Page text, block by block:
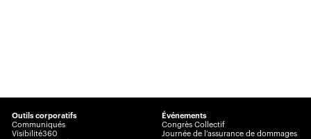
Outils corporatifs
Communiqués
Visibilité360
Événements
Congrès Collectif
Journée de l’assurance de dommages